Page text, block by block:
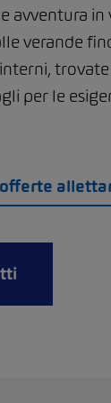
avventura in
verande
per le